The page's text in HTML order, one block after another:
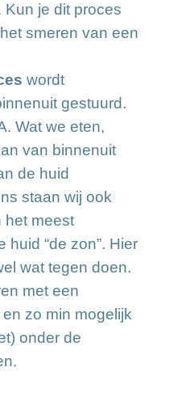
je dit proces
smeren van een
wordt
gestuurd.
Wat we eten,
van binnenuit
de huid
staan wij ook
het meest
huid “de zon”. Hier
wat tegen doen.
met een
zo min mogelijk
onder de